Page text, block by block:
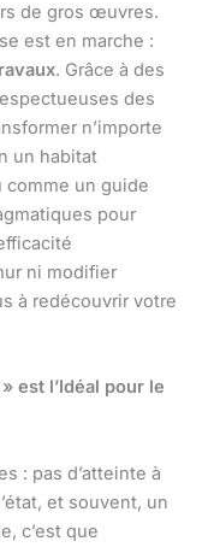
de gros œuvres.
est en marche :
. Grâce à des
des
n’importe
un habitat
comme un guide
pour
ni modifier
à redécouvrir votre
est l’Idéal pour le
: pas d’atteinte à
et souvent, un
c’est que